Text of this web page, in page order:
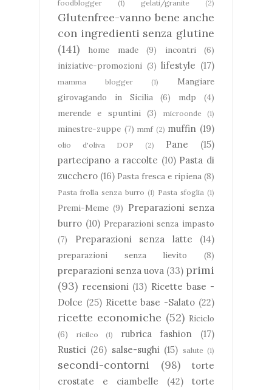
foodblogger (1) gelati/granite (2)
Glutenfree-vanno bene anche
con ingredienti senza glutine
(141)
home made (9) incontri
(6)
iniziative-promozioni (3) lifestyle (17)
mamma blogger (1)
Mangiare
girovagando in Sicilia
(6) mdp
(4)
merende e spuntini (3) microonde (1)
minestre-zuppe (7) mmf (2) muffin (19)
olio d'oliva DOP (2) Pane
(15)
partecipano a raccolte (10) Pasta di
zucchero (16) Pasta fresca e ripiena (8)
Pasta frolla senza burro (1) Pasta sfoglia (1)
Premi-Meme (9) Preparazioni senza
burro (10) Preparazioni senza impasto
(7)
Preparazioni senza latte (14)
preparazioni senza lievito (8)
preparazioni senza uova (33) primi
(93) recensioni (13) Ricette base -
Dolce (25) Ricette base -Salato (22)
ricette economiche (52) Riciclo
(6)
ricilco (1) rubrica fashion
(17)
Rustici (26) salse-sughi (15) salute (1)
secondi-contorni (98)
torte
crostate e ciambelle
(42)
torte